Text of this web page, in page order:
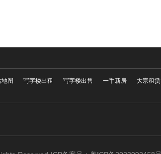
地图 写字楼出租 写字楼出售 一手新房 大宗租赁